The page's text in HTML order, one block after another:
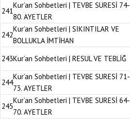
241
Kur’an Sohbetleri | TEVBE SURESİ 74-
80. AYETLER
242
Kur’an Sohbetleri | SIKINTILAR VE
BOLLUKLA İMTİHAN
243Kur’an Sohbetleri | RESUL VE TEBLİĞ
244
Kur’an Sohbetleri | TEVBE SURESİ 71-
73. AYETLER
245
Kur’an Sohbetleri | TEVBE SURESİ 64-
70. AYETLER